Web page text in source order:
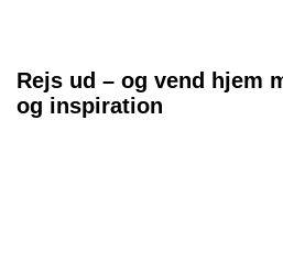
Rejs ud – og vend hjem
og inspiration